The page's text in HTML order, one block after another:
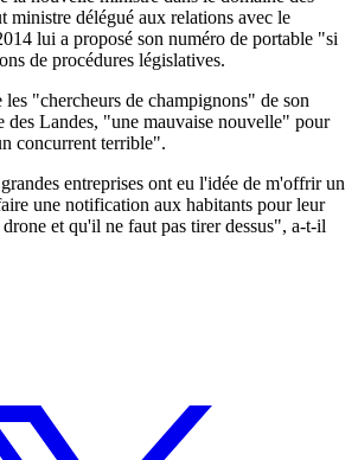
ministre délégué aux relations avec le
lui a proposé son numéro de portable "si
de procédures législatives.
"chercheurs de champignons" de son
des Landes, "une mauvaise nouvelle" pour
concurrent terrible".
entreprises ont eu l'idée de m'offrir un
une notification aux habitants pour leur
et qu'il ne faut pas tirer dessus", a-t-il